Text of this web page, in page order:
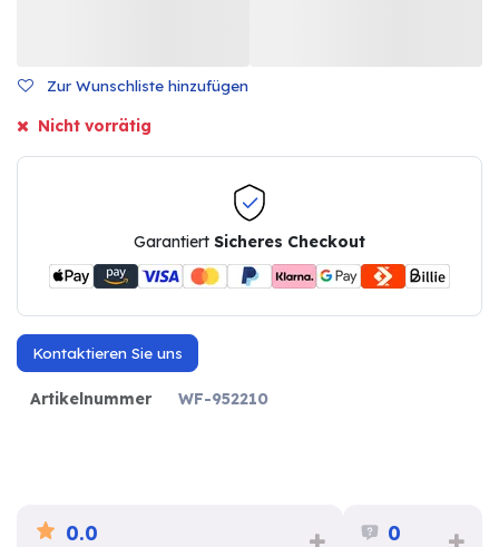
Zur Wunschliste hinzufügen
Nicht vorrätig
Garantiert Sicheres Checkout
Kontaktieren Sie uns
Artikelnummer WF-952210
0.0 0